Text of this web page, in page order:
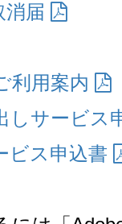
消届
利用案内
しサービス
ビス申込書